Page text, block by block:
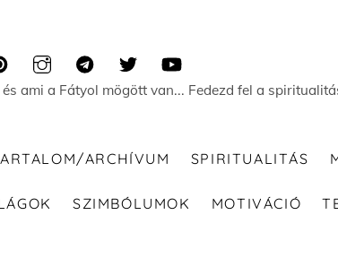
ami a Fátyol mögött van... Fedezd fel a
ARCHÍVUM SPIRITUALITÁS
SZIMBÓLUMOK MOTIVÁCIÓ